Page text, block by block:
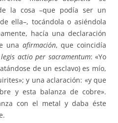
la cosa –que po­día ser un
ella–, tocándola o asiéndola
hacía una de­claración
una afirmación, que coincidía
legis actio per sacramentum: «Yo
de un esclavo) es mío,
y una aclaración: «y que
y esta balanza de cobre».
con el metal y daba éste